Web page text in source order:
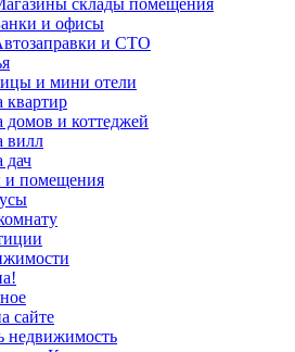
склады помещения
и офисы
и СТО
и мини отели
квартир
домов и коттеджей
вилл
дач
помещения
сайте
недвижимость